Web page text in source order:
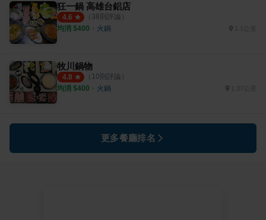
狂一鍋 高雄台鋁店
4.6 （ 38則評論）
均消 $400 ・ 火鍋
牧川鍋物
4.8 （ 10則評論）
均消 $400 ・ 火鍋
更多餐廳排名